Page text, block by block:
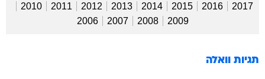
2017
2016
2015
2014
2013
2012
2011
2010
2009
2008
2007
2006
תגיות וואלה